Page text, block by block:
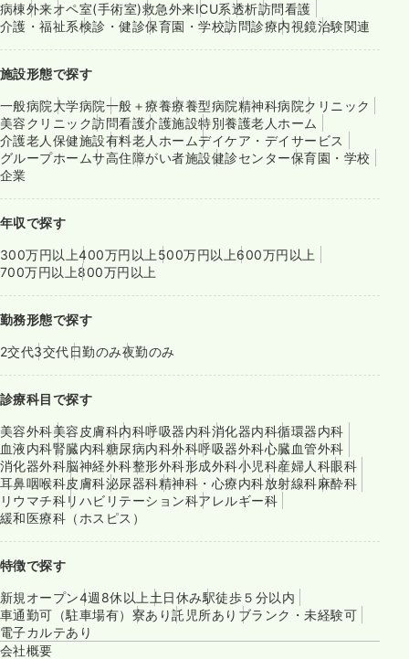
病棟外来オペ室(手術室)救急外来ICU系透析訪問看護
介護・福祉系検診・健診保育園・学校訪問診療内視鏡治験関連
施設形態で探す
一般病院大学病院一般＋療養療養型病院精神科病院クリニック
美容クリニック訪問看護介護施設特別養護老人ホーム
介護老人保健施設有料老人ホームデイケア・デイサービス
グループホームサ高住障がい者施設健診センター保育園・学校
企業
年収で探す
300万円以上400万円以上 500万円以上600万円以上
700万円以上800万円以上
勤務形態で探す
2交代3交代日勤のみ夜勤のみ
診療科目で探す
美容外科美容皮膚科内科呼吸器内科消化器内科循環器内科
血液内科腎臓内科糖尿病内科外科呼吸器外科心臓血管外科
消化器外科脳神経外科整形外科形成外科小児科産婦人科眼科
耳鼻咽喉科皮膚科泌尿器科精神科・心療内科放射線科麻酔科
リウマチ科リハビリテーション科アレルギー科
緩和医療科（ホスピス）
特徴で探す
新規オープン4週8休以上 土日休み駅徒歩５分以内
車通勤可（駐車場有） 寮あり託児所あり ブランク・未経験可
電子カルテあり
会社概要